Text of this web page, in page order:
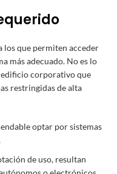
los que permiten acceder
más adecuado. No es lo
edificio corporativo que
restringidas de alta
optar por sistemas
de uso, resultan